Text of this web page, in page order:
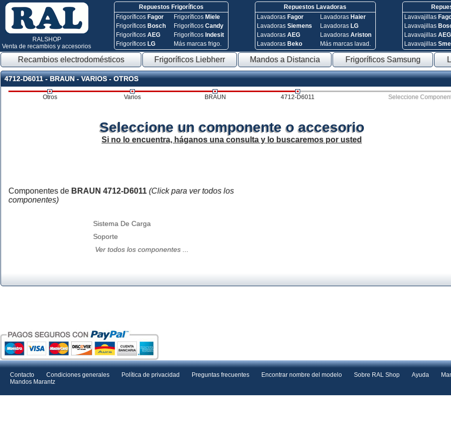
RALSHOP
Venta de recambios y accesorios
Repuestos Frigoríficos
Frigoríficos Fagor
Frigoríficos Bosch
FrigoríficosAEG
Frigoríficos LG
Frigoríficos Miele
FrigoríficosCandy
Frigoríficos Indesit
Más marcas frigo.
Repuestos Lavadoras
Lavadoras Fagor
Lavadoras Siemens
Lavadoras AEG
Lavadoras Beko
Lavadoras Haier
Lavadoras LG
Lavadoras Ariston
Más marcas lavad.
Lavavajillas
Lavavajillas
Lavavajillas AEG
Lavavajillas
Recambios electrodomésticos Frigoríficos Liebherr Mandos a Distancia Frigoríficos Samsung
4712-D6011 - BRAUN - VARIOS - OTROS
Otros Varios BRAUN 4712-D6011 Seleccione
Seleccione un componente o accesorio
Si no lo encuentra, háganos una consulta y lo buscaremos por usted
Componentes de BRAUN 4712-D6011 (Click para ver todos los
componentes)
Sistema De Carga
Soporte
Ver todos los componentes ...
Contacto Condiciones generales Política de privacidad Preguntas frecuentes Encontrar nombre del modelo Sobre RAL Shop Ayuda
Mandos Marantz